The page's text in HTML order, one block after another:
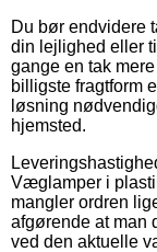
Du bør endvidere
din lejlighed eller
gange en tak
billigste fragtform
løsning
hjemsted.
Væglamper i
mangler ordren
afgørende at man
ved den aktuelle